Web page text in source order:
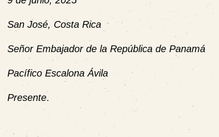
San José, Costa Rica
Señor Embajador de la República de Panamá
Pacífico Escalona Ávila
Presente.